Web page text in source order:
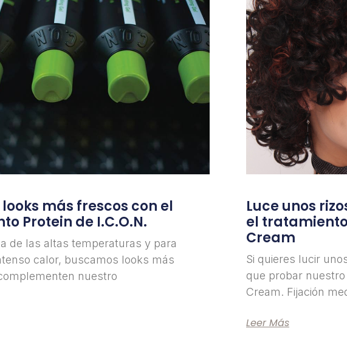
más frescos con el
Protein de I.C.O.N.
de las altas temperaturas y para
calor, buscamos looks más
nuestro
Luce unos
el tratamiento
Cream
Si quieres lucir
que probar nuestro
Cream. Fijación
Leer Más